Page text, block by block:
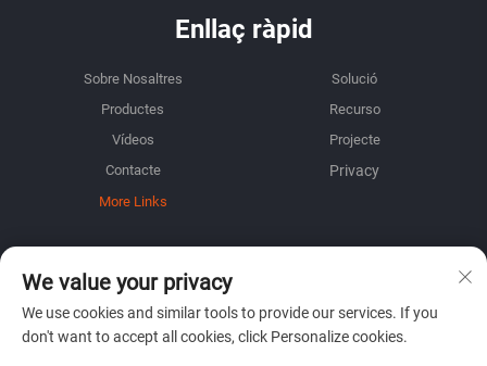
Enllaç ràpid
Sobre Nosaltres
Solució
Productes
Recurso
Vídeos
Projecte
Contacte
More Links
Inscriu-te per rebre el nostre butlletí setmanal
We value your privacy
We use cookies and similar tools to provide our services. If you
don't want to accept all cookies, click Personalize cookies.